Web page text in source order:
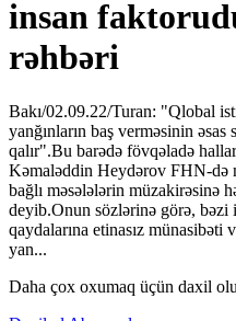
insan
rəhbəri
Bakı/02.09.22/Turan: "Qlobal
yanğınların baş verməsinin
qalır".Bu barədə fövqəladə
Kəmaləddin Heydərov FHN-də
bağlı məsələlərin müzakirəsinə
deyib.Onun sözlərinə görə, bəzi
qaydalarına etinasız münasibəti
yan...
Daha çox oxumaq üçün daxil